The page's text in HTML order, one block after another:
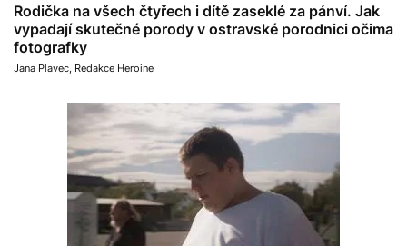
Rodička na všech čtyřech i dítě zaseklé za pánví. Jak
vypadají skutečné porody v ostravské porodnici očima
fotografky
Jana Plavec, Redakce Heroine